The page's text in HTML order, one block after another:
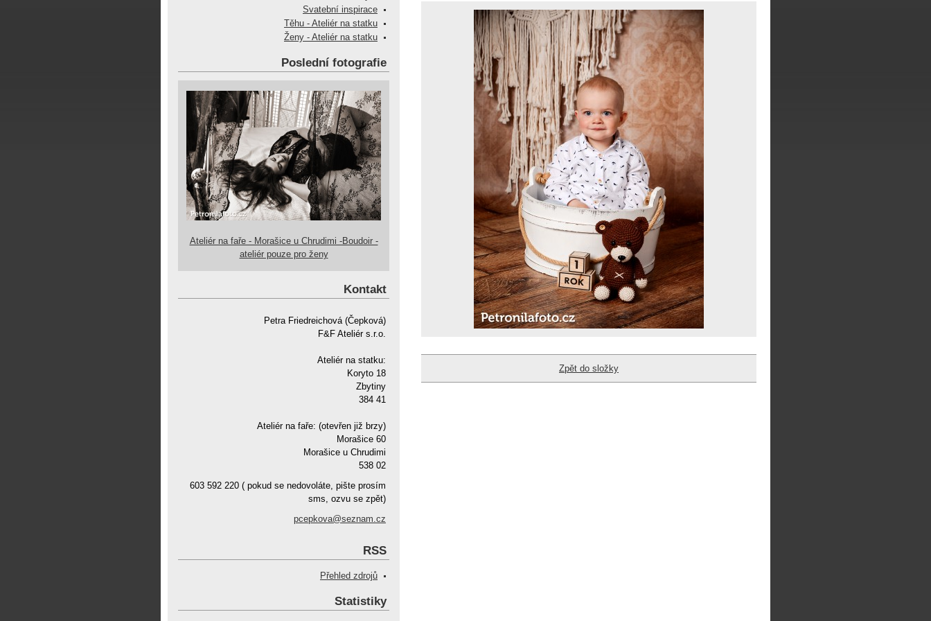
Zpět do složky
Svatební inspirace
Těhu - Ateliér na statku
Ženy - Ateliér na statku
Poslední fotografie
Ateliér na faře - Morašice u Chrudimi -Boudoir -
ateliér pouze pro ženy
Kontakt
Petra Friedreichová (Čepková)
F&F Ateliér s.r.o.
Ateliér na statku:
Koryto 18
Zbytiny
384 41
Ateliér na faře: (otevřen již brzy)
Morašice 60
Morašice u Chrudimi
538 02
603 592 220 ( pokud se nedovoláte, pište prosím
sms, ozvu se zpět)
pcepkova@seznam.cz
RSS
Přehled zdrojů
Statistiky